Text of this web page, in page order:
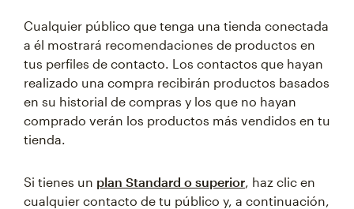
Cualquier público que tenga una tienda conectada
a él mostrará recomendaciones de productos en
tus perfiles de contacto. Los contactos que hayan
realizado una compra recibirán productos basados
en su historial de compras y los que no hayan
comprado verán los productos más vendidos en tu
tienda.
Si tienes un plan Standard o superior, haz clic en
cualquier contacto de tu público y, a continuación,